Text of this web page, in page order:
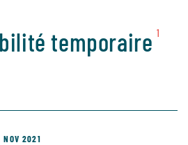
temporaire 1
NOV 2021